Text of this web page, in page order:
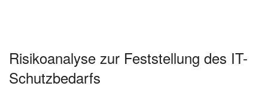
Risikoanalyse zur Feststellung des IT-
Schutzbedarfs